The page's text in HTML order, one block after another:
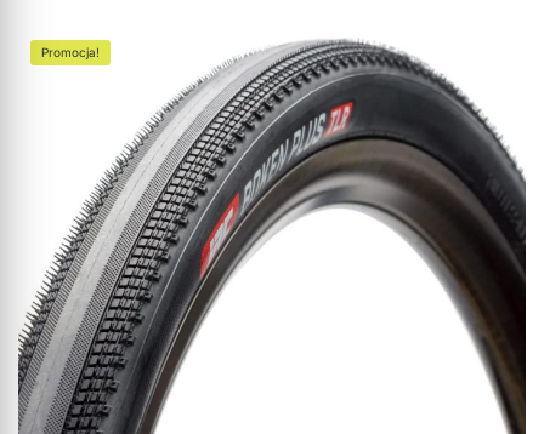
Promocja!